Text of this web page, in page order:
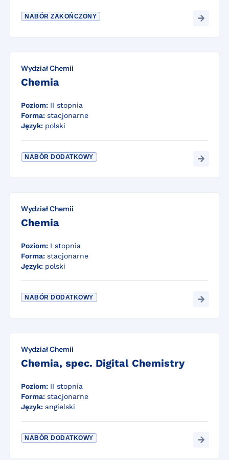
NABÓR ZAKOŃCZONY
Wydział Chemii
Chemia
Poziom: II stopnia
Forma: stacjonarne
Język: polski
NABÓR DODATKOWY
Wydział Chemii
Chemia
Poziom: I stopnia
Forma: stacjonarne
Język: polski
NABÓR DODATKOWY
Wydział Chemii
Chemia, spec. Digital Chemistry
Poziom: II stopnia
Forma: stacjonarne
Język: angielski
NABÓR DODATKOWY